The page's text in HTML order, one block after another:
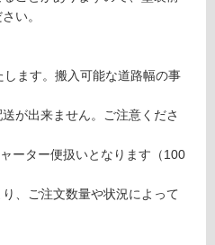
い。
します。搬入可能な道路幅の事
が出来ません。ご注意くださ
ーター便扱いとなります（100
、ご注文数量や状況によって